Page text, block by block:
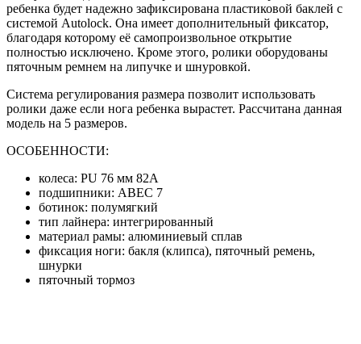
ребенка будет надежно зафиксирована пластиковой баклей с
системой Autolock. Она имеет дополнительный фиксатор,
благодаря которому её самопроизвольное открытие
полностью исключено. Кроме этого, ролики оборудованы
пяточным ремнем на липучке и шнуровкой.
Система регулирования размера позволит использовать
ролики даже если нога ребенка вырастет. Рассчитана данная
модель на 5 размеров.
ОСОБЕННОСТИ:
колеса: PU 76 мм 82A
подшипники: ABEC 7
ботинок: полумягкий
тип лайнера: интегрированный
материал рамы: алюминиевый сплав
фиксация ноги: бакля (клипса), пяточный ремень,
шнурки
пяточный тормоз